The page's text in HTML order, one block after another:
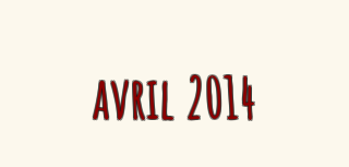
avril 2014